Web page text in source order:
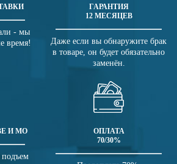
- мы
время!
ГАРАНТИЯ
12 МЕСЯЦЕВ
Даже если вы обнаружите брак
в товаре, он будет обязательно
заменён.
И МО
подъем
ОПЛАТА
70/30%